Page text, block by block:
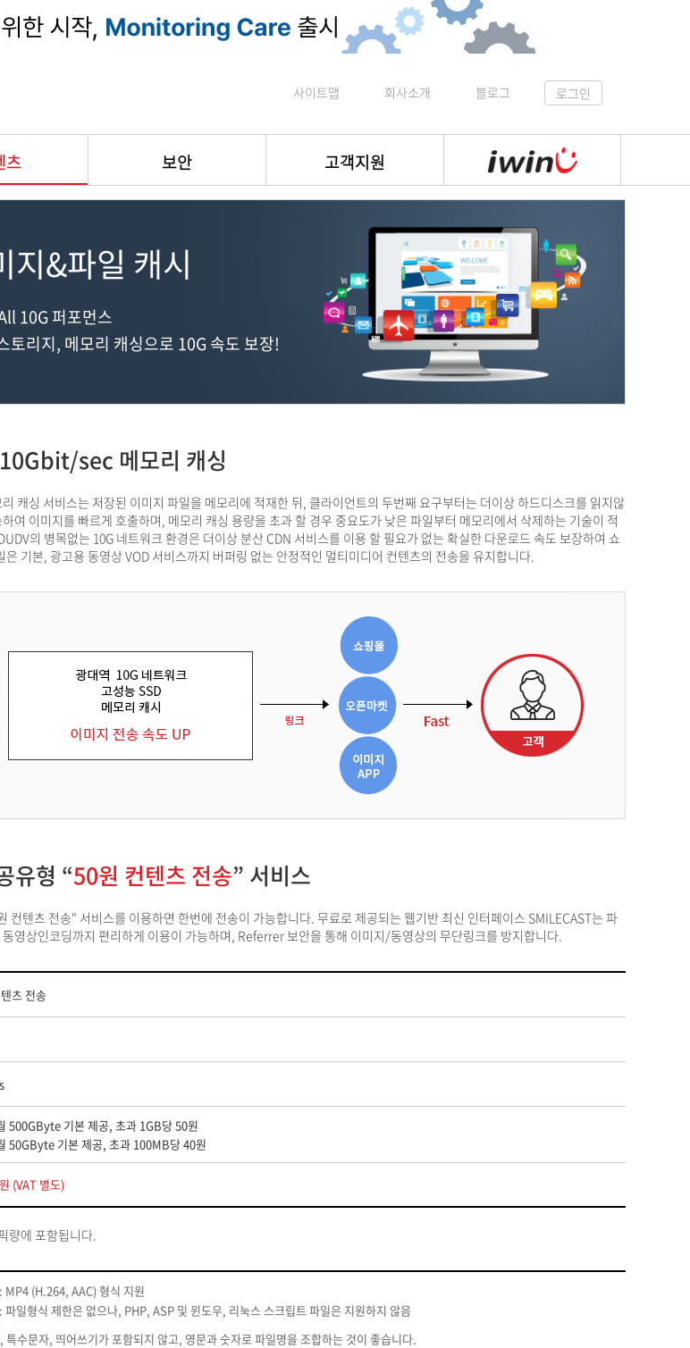
사이트맵 회사소개 블로그 로그인
츠 보안 고객지원
지&파일 캐시
10G 퍼포먼스
리지, 메모리 캐싱으로 10G 속도 보장!
sec 메모리 캐싱
캐싱 서비스는 저장된 이미지 파일을 메모리에 적재한 뒤, 클라이언트의 두번째 요구부터는 더이상 하드디스크를 읽지않
여 이미지를 빠르게 호출하며, 메모리 캐싱 용량을 초과 할 경우 중요도가 낮은 파일부터 메모리에서 삭제하는 기술이 적
의 병목없는 10G 네트워크 환경은 더이상 분산 CDN 서비스를 이용 할 필요가 없는 확실한 다운로드 속도 보장하여 쇼
기본, 광고용 동영상 VOD 서비스까지 버퍼링 없는 안정적인 멀티미디어 컨텐츠의 전송을 유지합니다.
유형 “50원 컨텐츠 전송” 서비스
컨텐츠 전송" 서비스를 이용하면 한번에 전송이 가능합니다. 무료로 제공되는 웹기반 최신 인터페이스 SMILECAST는 파
영상인코딩까지 편리하게 이용이 가능하며, Referrer 보안을 통해 이미지/동영상의 무단링크를 방지합니다.
츠 전송
500GByte 기본 제공, 초과 1GB당 50원
50GByte 기본 제공, 초과 100MB당 40원
(VAT 별도)
량에 포함됩니다.
MP4 (H.264, AAC) 형식 지원
파일형식 제한은 없으나, PHP, ASP 및 윈도우, 리눅스 스크립트 파일은 지원하지 않음
수문자, 띄어쓰기가 포함되지 않고, 영문과 숫자로 파일명을 조합하는 것이 좋습니다.